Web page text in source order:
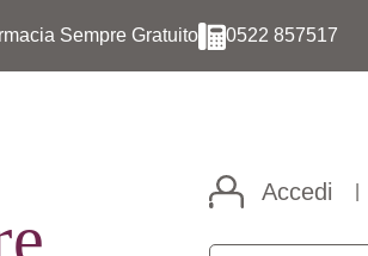
Sempre Gratuito 0522 857517
Accedi